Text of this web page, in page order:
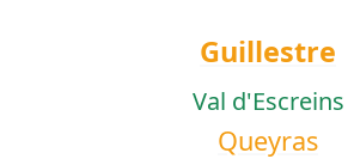
Guillestre
Val d'Escreins
Queyras